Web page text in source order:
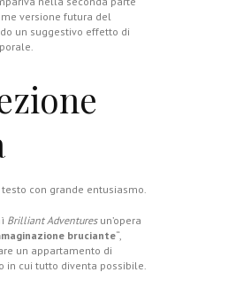
versione futura del
un suggestivo effetto di
con grande entusiasmo.
Brilliant Adventuresun’opera
bruciante“,
un appartamento di
in cui tutto diventa possibile.